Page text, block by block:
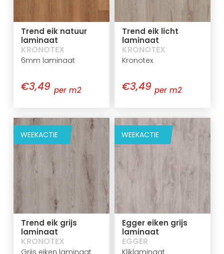
Trend eik natuur
laminaat
KRONOTEX
6mm laminaat
€3,49 per m2
Trend eik licht
laminaat
KRONOTEX
Kronotex
€3,49 per m2
WEEKACTIE
Trend eik grijs
laminaat
KRONOTEX
Grijs eiken laminaat
WEEKACTIE
Egger eiken grijs
laminaat
EGGER
Kliklaminaat